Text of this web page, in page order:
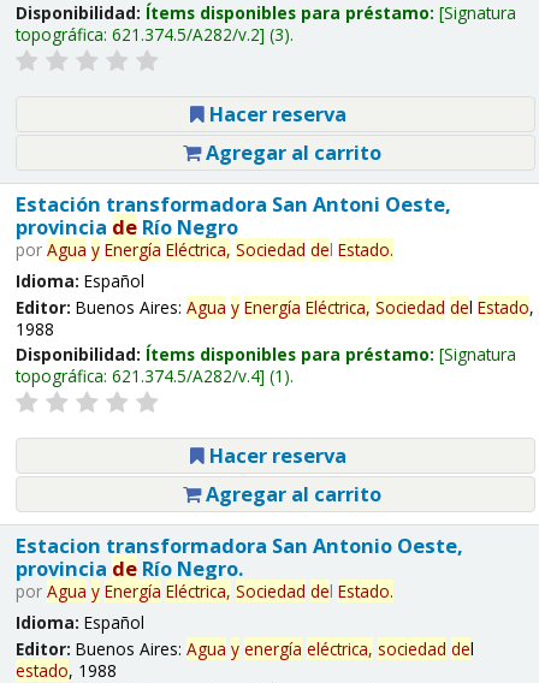
Disponibilidad: Ítems disponibles para préstamo: Signatura
topográfica: 621.374.5/A282/v.2 (3).
Hacer reserva
Agregar al carrito
Estación transformadora San Antoni Oeste,
provincia deRío Negro
por Agua y Energía Eléctrica, Sociedad del Estado.
Idioma: Español
Editor: Buenos Aires: Agua y Energía Eléctrica, Sociedad del Estado,
1988
Disponibilidad: Ítems disponibles para préstamo: Signatura
topográfica: 621.374.5/A282/v.4 (1).
Hacer reserva
Agregar al carrito
Estacion transformadora San Antonio Oeste,
provincia deRío Negro.
por Agua y Energía Eléctrica, Sociedad del Estado.
Idioma: Español
Editor: Buenos Aires: Agua y energía eléctrica, sociedad del
estado, 1988